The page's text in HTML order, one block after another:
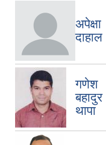
अपेक्षा
दाहाल
गणेश
बहादुर
थापा